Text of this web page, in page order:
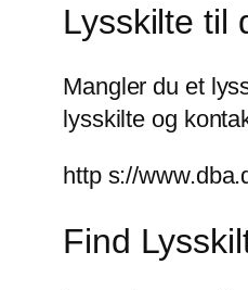
Lysskilte til
Mangler du et
lysskilte og
http s://
Find